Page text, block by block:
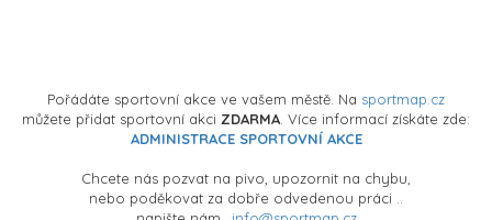
Pořádáte sportovní akce ve vašem městě. Na sportmap.cz
můžete přidat sportovní akci ZDARMA . Více informací získáte zde:
ADMINISTRACE SPORTOVNÍ AKCE
Chcete nás pozvat na pivo, upozornit na chybu,
nebo poděkovat za dobře odvedenou práci ..